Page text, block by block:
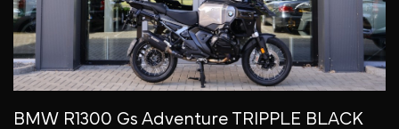
BMW R1300 Gs Adventure TRIPPLE BLACK